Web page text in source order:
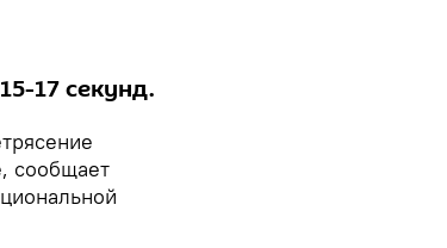
17 секунд.
сообщает